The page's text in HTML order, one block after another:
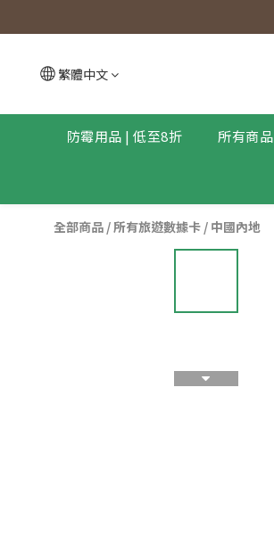
繁體中文
防霉用品 | 低至8折 所有商品
全部商品 /所有旅遊數據卡 / 中國內地